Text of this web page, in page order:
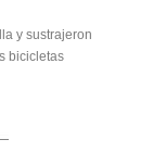
y sustrajeron
bicicletas